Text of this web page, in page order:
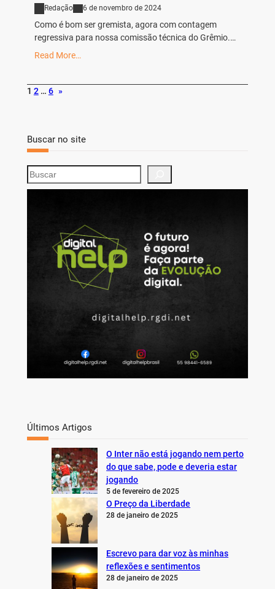
Redação 6 de novembro de 2024
Como é bom ser gremista, agora com contagem
regressiva para nossa comissão técnica do Grêmio.…
Read More…
1 2 … 6 »
Buscar no site
S
e
Últimos Artigos
O Inter não está jogando nem perto
do que sabe, pode e deveria estar
jogando
5 de fevereiro de 2025
O Preço da Liberdade
28 de janeiro de 2025
Escrevo para dar voz às minhas
reflexões e sentimentos
28 de janeiro de 2025